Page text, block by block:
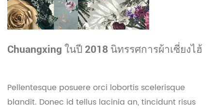
Chuangxing ในปี 2018 นิทรรศการผ้าเซี่ยงไฮ้
Pellentesque posuere orci lobortis scelerisque
blandit. Donec id tellus lacinia an, tincidunt risus